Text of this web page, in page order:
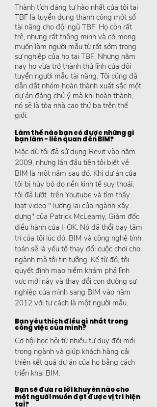
Thành tích đáng tự hào nhất của tôi tại
TBF là tuyển dụng thành công một số
tài năng cho đội ngũ TBF. Họ còn rất
trẻ, nhưng rất thông minh và có mong
muốn làm người mẫu từ rất sớm trong
sự nghiệp của họ tại TBF. Nhưng năm
nay họ vừa trở thành thủ lĩnh của đội
tuyển người mẫu tài năng. Tôi cũng đã
dẫn dắt nhóm hoàn thành xuất sắc một
dự án đáng chú ý mà khi hoàn thành,
nó sẽ là tòa nhà cao thứ ba trên thế
giới.
Làm thế nào bạn có được những gì
bạn làm - liên quan đến BIM?
Mặc dù tôi đã sử dụng Revit vào năm
2009, nhưng lần đầu tiên tôi biết về
BIM là một năm sau đó. Khi dự án của
tôi bị hủy bỏ do nền kinh tế suy thoái,
tôi đã lướt trên Youtube và tìm thấy
loạt video "Tương lai của ngành xây
dựng" của Patrick McLeamy, Giám đốc
điều hành của HOK. Nó đã thổi bay tâm
trí của tôi lúc đó. BIM và công nghệ tính
toán sẽ là yếu tố thay đổi cuộc chơi cho
ngành mà tôi tin tưởng. Kể từ đó, tôi
quyết định mạo hiểm khám phá lĩnh
vực mới này và thay đổi con đường sự
nghiệp của mình sang BIM vào năm
2012 với tư cách là một người mẫu.
Bạn yêu thích điều gì nhất trong
công việc của mình?
Cơ hội học hỏi từ nhiều tư duy đổi mới
trong ngành và giúp khách hàng cải
thiện kết quả dự án của họ bằng cách
triển khai BIM.
Bạn sẽ đưa ra lời khuyên nào cho
một người muốn đạt được vị trí hiện
tại?